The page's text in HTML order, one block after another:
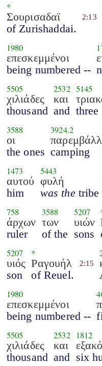
*
Σουρισαδαϊ
of Zurishaddai.
2:13
1980
επεσκεμμένοι
being numbered --
5505
χιλιάδες
thousand
2532
και
and
5145
three
3588
οι
the ones
3924.2
camping
1473
αυτού
him
5443
φυλή
was thetribe
758
άρχων
ruler
3588
των
of the
5207
υιών
sons
5207
υιός
son
*
Ραγουήλ
of Reuel.
2:15
1980
επεσκεμμένοι
being numbered --
5505
χιλιάδες
thousand
2532
και
and
1812
six